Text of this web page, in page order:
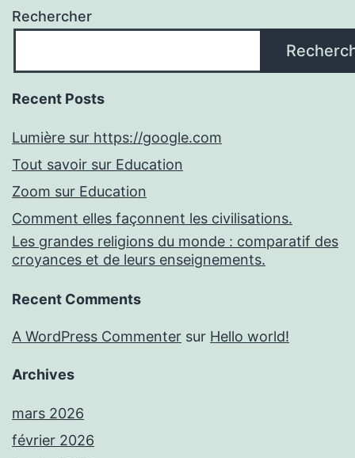
Rechercher
Recent Posts
Lumière sur https://google.com
Tout savoir sur Education
Zoom sur Education
Comment elles façonnent les civilisations.
Les grandes religions du monde : comparatif des
croyances et de leurs enseignements.
Recent Comments
A WordPress Commenter sur Hello world!
Archives
mars 2026
février 2026